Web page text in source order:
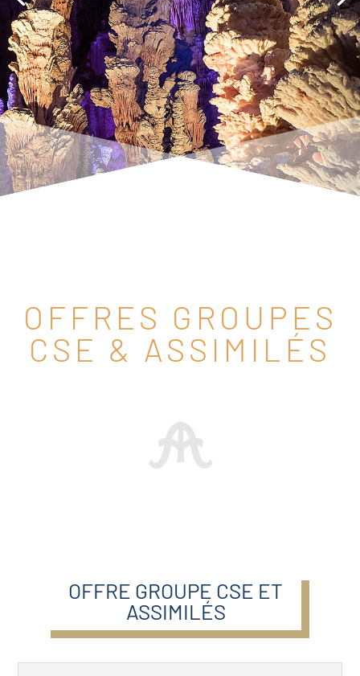
OFFRES GROUPES
CSE & ASSIMILÉS
OFFRE GROUPE CSE ET
ASSIMILÉS